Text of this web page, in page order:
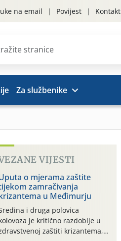
na email Povijest Kontakt
Za službenike
VIJESTI
o mjerama zaštite
zamračivanja
u Međimurju
i druga polovica
je kritično razdoblje u
zaštiti krizantema,